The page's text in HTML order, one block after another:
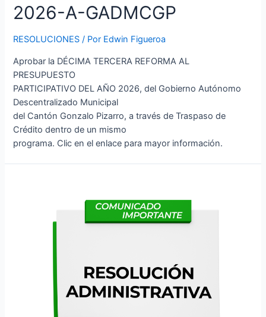
2026-A-GADMCGP
RESOLUCIONES / Por Edwin Figueroa
Aprobar la DÉCIMA TERCERA REFORMA AL
PRESUPUESTO
PARTICIPATIVO DEL AÑO 2026, del Gobierno Autónomo
Descentralizado Municipal
del Cantón Gonzalo Pizarro, a través de Traspaso de
Crédito dentro de un mismo
programa. Clic en el enlace para mayor información.